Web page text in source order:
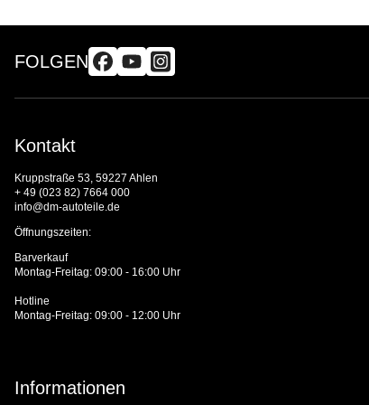
FOLGEN
Kontakt
Kruppstraße 53, 59227 Ahlen
+ 49 (023 82) 7664 000
info@dm-autoteile.de
Öffnungszeiten:
Barverkauf
Montag-Freitag: 09:00 - 16:00 Uhr
Hotline
Montag-Freitag: 09:00 - 12:00 Uhr
Informationen